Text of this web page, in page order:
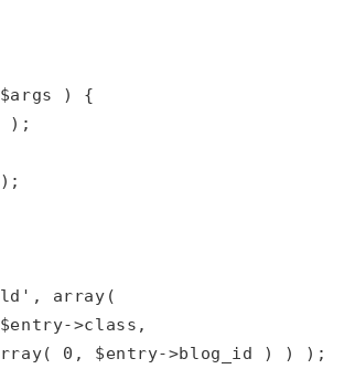
) {
);
array(
>class,
0, $entry->blog_id ) ) );